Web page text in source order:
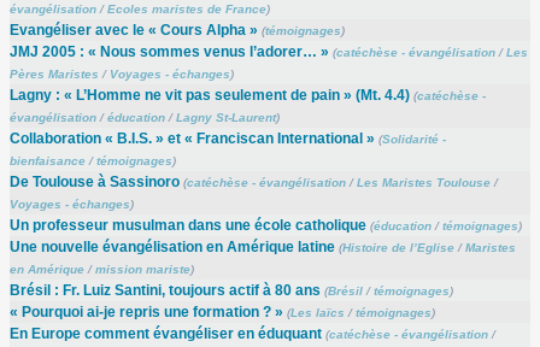
évangélisation/Ecoles maristes de France)
Evangéliser avec le « Cours Alpha » (témoignages)
JMJ 2005 : « Nous sommes venus l’adorer… » (catéchèse - évangélisation/Les
Pères Maristes / Voyages - échanges)
Lagny : « L’Homme ne vit pas seulement de pain » (Mt. 4.4) (catéchèse -
évangélisation/éducation/Lagny St-Laurent)
Collaboration « B.I.S. » et « Franciscan International » (Solidarité -
bienfaisance/témoignages)
De Toulouse à Sassinoro (catéchèse - évangélisation/Les Maristes Toulouse/
Voyages - échanges)
Un professeur musulman dans une école catholique (éducation/témoignages)
Une nouvelle évangélisation en Amérique latine (Histoire de l’Eglise/Maristes
en Amérique/mission mariste)
Brésil : Fr. Luiz Santini, toujours actif à 80 ans (Brésil/témoignages)
« Pourquoi ai-je repris une formation ? » (Les laïcs /témoignages)
En Europe comment évangéliser en éduquant (catéchèse - évangélisation/